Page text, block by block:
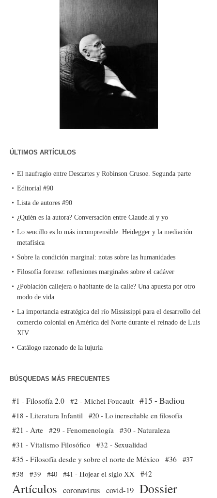
ÚLTIMOS ARTÍCULOS
El naufragio entre Descartes y Robinson Crusoe. Segunda parte
Editorial #90
Lista de autores #90
¿Quién es la autora? Conversación entre Claude.ai y yo
Lo sencillo es lo más incomprensible. Heidegger y la mediación
metafísica
Sobre la condición marginal: notas sobre las humanidades
Filosofía forense: reflexiones marginales sobre el cadáver
¿Población callejera o habitante de la calle? Una apuesta por otro
modo de vida
La importancia estratégica del río Mississippi para el desarrollo del
comercio colonial en América del Norte durante el reinado de Luis
XIV
Catálogo razonado de la lujuria
BÚSQUEDAS MÁS FRECUENTES
#1 - Filosofía 2.0 #2 - Michel Foucault #15 - Badiou
#18 - Literatura Infantil #20 - Lo inenseñable en filosofía
#21 - Arte #29 - Fenomenología
#30 - Naturaleza
#31 - Vitalismo Filosófico
#32 - Sexualidad
#35 - Filosofía desde y sobre el norte de México #36 #37
#38
#39 #40 #41 - Hojear el siglo XX #42
Artículos coronavirus covid-19 Dossier